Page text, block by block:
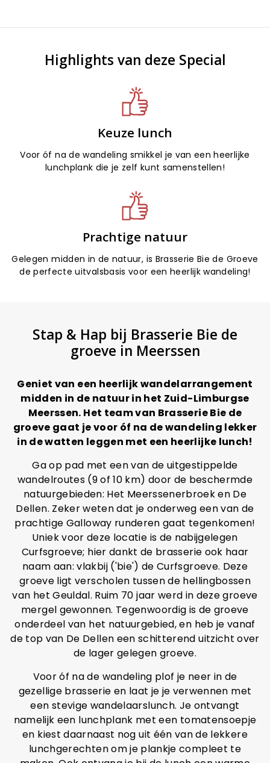
Highlights van deze Special
Keuze lunch
Voor óf na de wandeling smikkel je van een heerlijke
lunchplank die je zelf kunt samenstellen!
Prachtige natuur
Gelegen midden in de natuur, is Brasserie Bie de Groeve
de perfecte uitvalsbasis voor een heerlijk wandeling!
Stap & Hap bij Brasserie Bie de
groeve in Meerssen
Geniet van een heerlijk wandelarrangement
midden in de natuur in het Zuid-Limburgse
Meerssen. Het team van Brasserie Bie de
groeve gaat je voor óf na de wandeling lekker
in de watten leggen met een heerlijke lunch!
Ga op pad met een van de uitgestippelde
wandelroutes (9 of 10 km) door de beschermde
natuurgebieden: Het Meerssenerbroek en De
Dellen. Zeker weten dat je onderweg een van de
prachtige Galloway runderen gaat tegenkomen!
Uniek voor deze locatie is de nabijgelegen
Curfsgroeve; hier dankt de brasserie ook haar
naam aan: vlakbij ('bie') de Curfsgroeve. Deze
groeve ligt verscholen tussen de hellingbossen
van het Geuldal. Ruim 70 jaar werd in deze groeve
mergel gewonnen. Tegenwoordig is de groeve
onderdeel van het natuurgebied, en heb je vanaf
de top van De Dellen een schitterend uitzicht over
de lager gelegen groeve.
Voor óf na de wandeling plof je neer in de
gezellige brasserie en laat je je verwennen met
een stevige wandelaarslunch. Je ontvangt
namelijk een lunchplank met een tomatensoepje
en kiest daarnaast nog uit één van de lekkere
lunchgerechten om je plankje compleet te